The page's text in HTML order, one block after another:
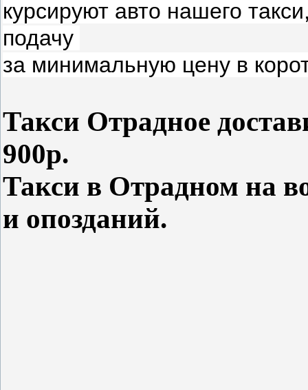
курсируют авто нашего
подачу
за минимальную цену в
Такси Отрадное
900р.
Такси в Отрадном на
и опозданий.